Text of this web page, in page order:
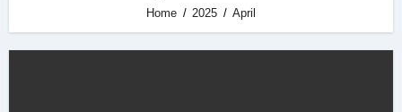
Home 2025 April